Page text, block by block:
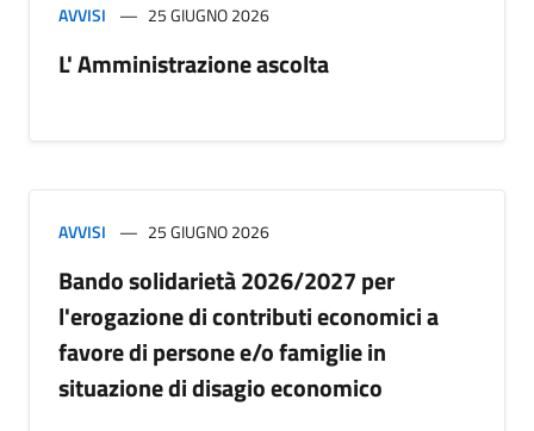
AVVISI 25 GIUGNO 2026
L' Amministrazione ascolta
AVVISI 25 GIUGNO 2026
Bando solidarietà 2026/2027 per
l'erogazione di contributi economici a
favore di persone e/o famiglie in
situazione di disagio economico